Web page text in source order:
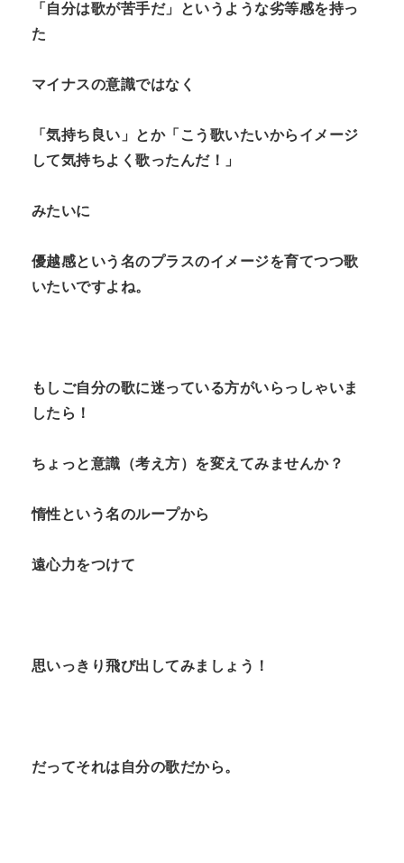
「自分は歌が苦手だ」というような劣等感を持っ
た
マイナスの意識ではなく
「気持ち良い」とか「こう歌いたいからイメージ
して気持ちよく歌ったんだ！」
みたいに
優越感という名のプラスのイメージを育てつつ歌
いたいですよね。
もしご自分の歌に迷っている方がいらっしゃいま
したら！
ちょっと意識（考え方）を変えてみませんか？
惰性という名のループから
遠心力をつけて
思いっきり飛び出してみましょう！
だってそれは自分の歌だから。